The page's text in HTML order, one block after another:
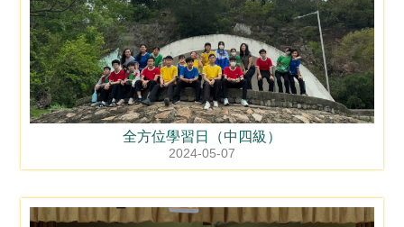
全方位學習日（中四級）
2024-05-07